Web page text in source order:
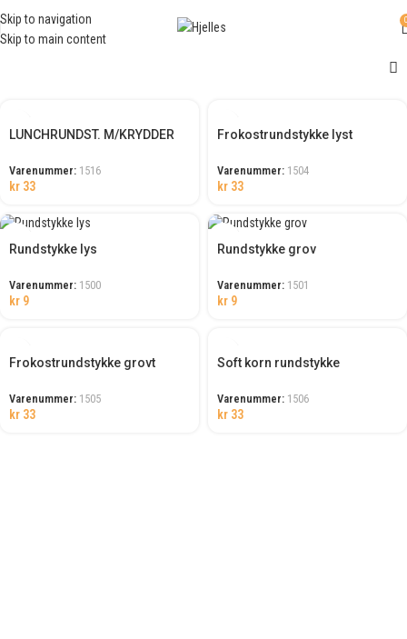
Skip to navigation
Skip to main content
0
LUNCHRUNDST. M/KRYDDER
Varenummer: 1516
kr 33
Frokostrundstykke lyst
Varenummer: 1504
kr 33
Rundstykke lys
Varenummer: 1500
kr 9
Rundstykke grov
Varenummer: 1501
kr 9
Frokostrundstykke grovt
Varenummer: 1505
kr 33
Soft korn rundstykke
Varenummer: 1506
kr 33